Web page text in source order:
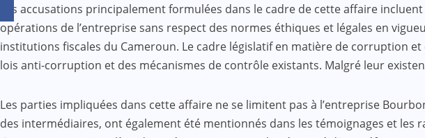
Les accusations principalement formulées dans le cadre de cette affaire
opérations de l’entreprise sans respect des normes éthiques et légales en
institutions fiscales du Cameroun. Le cadre législatif en matière de corruption
lois anti-corruption et des mécanismes de contrôle existants. Malgré leur
Les parties impliquées dans cette affaire ne se limitent pas à l’entreprise
des intermédiaires, ont également été mentionnés dans les témoignages et